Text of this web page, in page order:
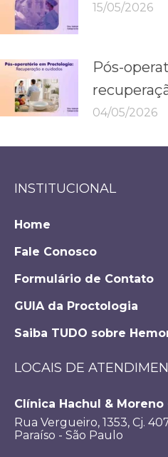
15/05/2026
Pós-
04/05/2026
INSTITUCIONAL
Home
Fale Conosco
Formulário de Contato
GUIA da Proctologia
Saiba TUDO sobre
LOCAIS DE
Clínica Hachul & Moreno
Rua Vergueiro, 1353, Cj.
Paraíso - São Paulo